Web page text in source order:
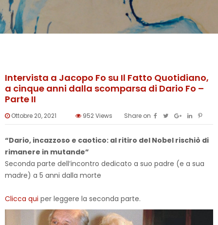
Intervista a Jacopo Fo su Il Fatto Quotidiano,
a cinque anni dalla scomparsa di Dario Fo –
Parte II
Ottobre 20, 2021 952Views Share on
“Dario, incazzoso e caotico: al ritiro del Nobel rischiò di
rimanere in mutande”
Seconda parte dell’incontro dedicato a suo padre (e a sua
madre) a 5 anni dalla morte
Clicca qui per leggere la seconda parte.